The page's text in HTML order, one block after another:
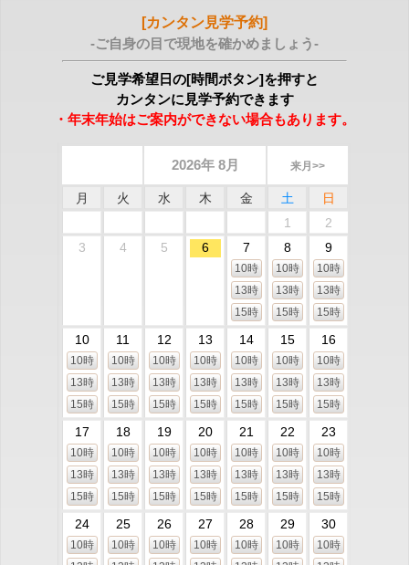
[カンタン見学予約]
-ご自身の目で現地を確かめましょう-
ご見学希望日の[時間ボタン]を押すと
カンタンに見学予約できます
・年末年始はご案内ができない場合もあります。
2026年 8月 来月>>
月 火 水 木 金 土
日
1
2
3
4 5 6 7
10時
13時
15時
8
10時
13時
15時
9
10時
13時
15時
10
10時
13時
15時
11
10時
13時
15時
12
10時
13時
15時
13
10時
13時
15時
14
10時
13時
15時
15
10時
13時
15時
16
10時
13時
15時
17
10時
13時
15時
18
10時
13時
15時
19
10時
13時
15時
20
10時
13時
15時
21
10時
13時
15時
22
10時
13時
15時
23
10時
13時
15時
24
10時
25
10時
26
10時
27
10時
28
10時
29
10時
30
10時